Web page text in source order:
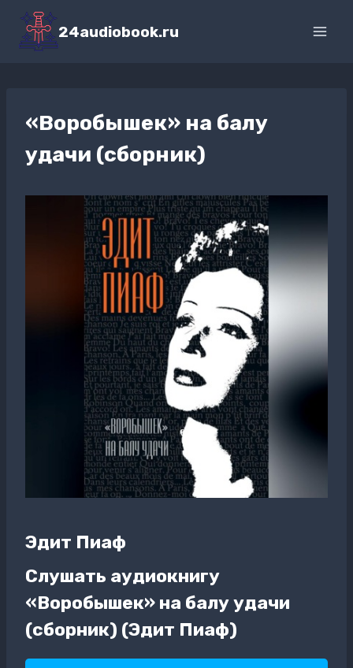
Перейти
содержимому
24audiobook.ru
«Воробышек» на балу
удачи (сборник)
Эдит Пиаф
Слушать аудиокнигу
«Воробышек» на балу удачи
(сборник) (Эдит Пиаф)